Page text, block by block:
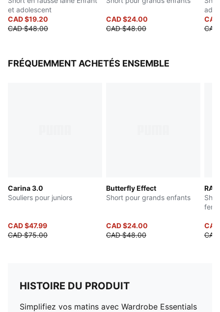
et adolescent
CAD $19.20
CAD $48.00
CAD $24.00
CAD $48.00
FRÉQUEMMENT ACHETÉS ENSEMBLE
Carina 3.0
Souliers pour juniors
CAD $47.99
CAD $75.00
Butterfly Effect
Short pour grands enfants
CAD $24.00
CAD $48.00
HISTOIRE DU PRODUIT
Simplifiez vos matins avec Wardrobe Essentials